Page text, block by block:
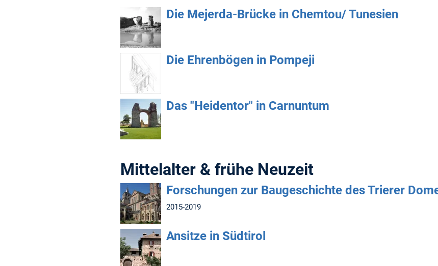
Die Mejerda-Brücke in Chemtou/ Tunesien
Die Ehrenbögen in Pompeji
Das "Heidentor" in Carnuntum
Mittelalter & frühe Neuzeit
Forschungen zur Baugeschichte des Trierer
2015-2019
Ansitze in Südtirol